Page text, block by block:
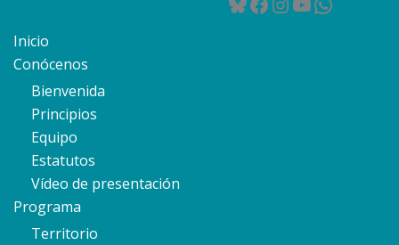
Inicio
Conócenos
Bienvenida
Principios
Equipo
Estatutos
Vídeo de presentación
Programa
Territorio